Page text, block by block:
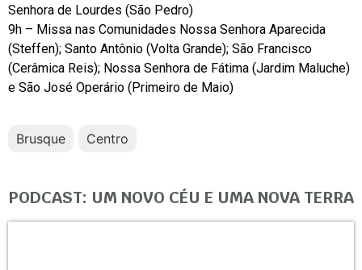
Senhora de Lourdes (São Pedro)
9h – Missa nas Comunidades Nossa Senhora Aparecida
(Steffen); Santo Antônio (Volta Grande); São Francisco
(Cerâmica Reis); Nossa Senhora de Fátima (Jardim Maluche)
e São José Operário (Primeiro de Maio)
Brusque Centro
PODCAST: UM NOVO CÉU E UMA NOVA TERRA